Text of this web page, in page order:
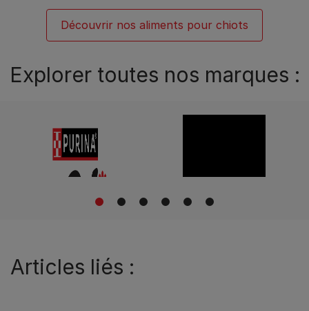
Découvrir nos aliments pour chiots
Explorer toutes nos marques :
1 2 3 4 5 6
Articles liés :